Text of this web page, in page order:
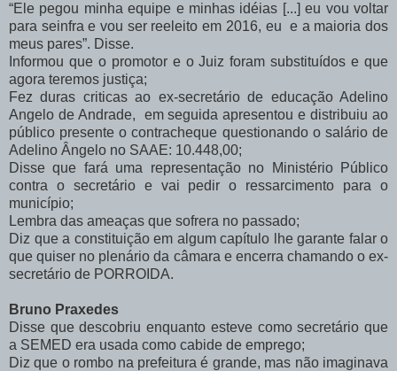
“Ele pegou minha equipe e minhas idéias [...] eu vou voltar
para seinfra e vou ser reeleito em 2016, eu e a maioria dos
meus pares”. Disse.
Informou que o promotor e o Juiz foram substituídos e que
agora teremos justiça;
Fez duras criticas ao ex-secretário de educação Adelino
Angelo de Andrade, em seguida apresentou e distribuiu ao
público presente o contracheque questionando o salário de
Adelino Ângelo no SAAE: 10.448,00;
Disse que fará uma representação no Ministério Público
contra o secretário e vai pedir o ressarcimento para o
município;
Lembra das ameaças que sofrera no passado;
Diz que a constituição em algum capítulo lhe garante falar o
que quiser no plenário da câmara e encerra chamando o ex-
secretário de PORROIDA.
Bruno Praxedes
Disse que descobriu enquanto esteve como secretário que
a SEMED era usada como cabide de emprego;
Diz que o rombo na prefeitura é grande, mas não imaginava